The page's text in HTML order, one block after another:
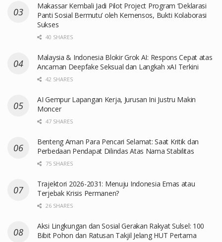
Makassar Kembali Jadi Pilot Project Program ‘Deklarasi
Panti Sosial Bermutu’ oleh Kemensos, Bukti Kolaborasi
Sukses
40 SHARES
Malaysia & Indonesia Blokir Grok AI: Respons Cepat atas
Ancaman Deepfake Seksual dan Langkah xAI Terkini
42 SHARES
AI Gempur Lapangan Kerja, Jurusan Ini Justru Makin
Moncer
47 SHARES
Benteng Aman Para Pencari Selamat: Saat Kritik dan
Perbedaan Pendapat Dilindas Atas Nama Stabilitas
75 SHARES
Trajektori 2026-2031: Menuju Indonesia Emas atau
Terjebak Krisis Permanen?
26 SHARES
Aksi Lingkungan dan Sosial Gerakan Rakyat Sulsel: 100
Bibit Pohon dan Ratusan Takjil Jelang HUT Pertama